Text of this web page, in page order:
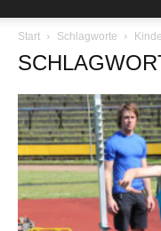
Start Schlagworte